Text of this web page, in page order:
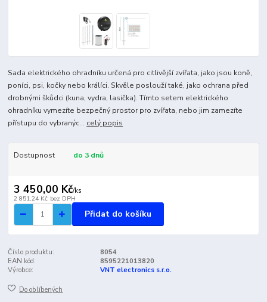
Sada elektrického ohradníku určená pro citlivější zvířata, jako jsou koně,
poníci, psi, kočky nebo králíci. Skvěle poslouží také, jako ochrana před
drobnými škůdci (kuna, vydra, lasička). Tímto setem elektrického
ohradníku vymezíte bezpečný prostor pro zvířata, nebo jim zamezíte
přístupu do vybranýc... celý popis
Dostupnost do 3 dnů
3 450,00 Kč/ks
2 851,24 Kč bez DPH
Přidat do košíku
Číslo produktu:
8054
EAN kód:
8595221013820
Výrobce:
VNT electronics s.r.o.
Do oblíbených